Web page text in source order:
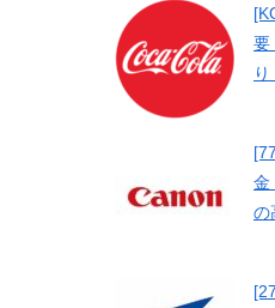
要
金
の